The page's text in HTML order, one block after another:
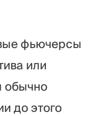
фьючерсы
или
обычно
до этого